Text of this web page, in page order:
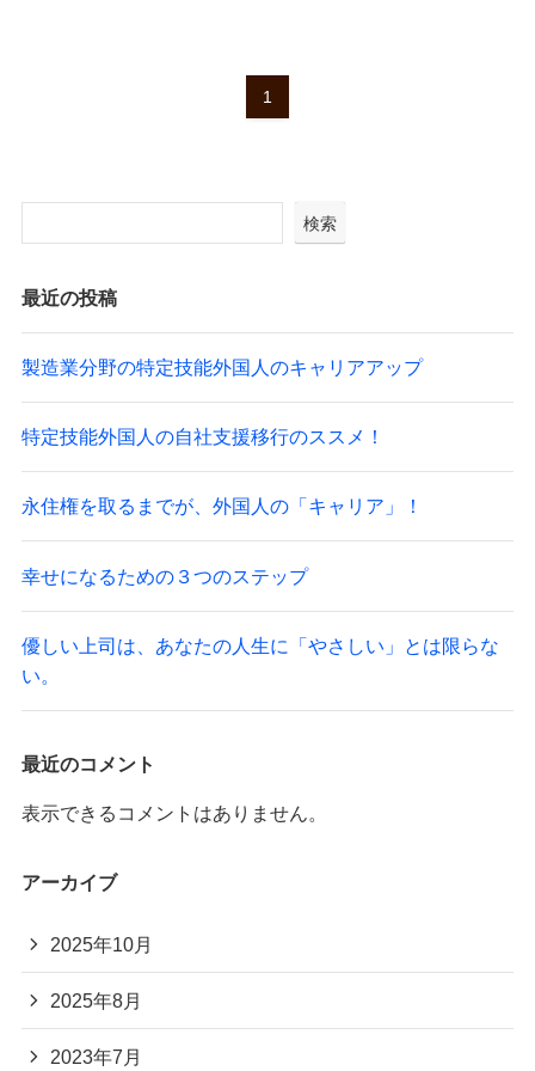
1
検索
最近の投稿
製造業分野の特定技能外国人のキャリアアップ
特定技能外国人の自社支援移行のススメ！
永住権を取るまでが、外国人の「キャリア」！
幸せになるための３つのステップ
優しい上司は、あなたの人生に「やさしい」とは限らな
い。
最近のコメント
表示できるコメントはありません。
アーカイブ
2025年10月
2025年8月
2023年7月